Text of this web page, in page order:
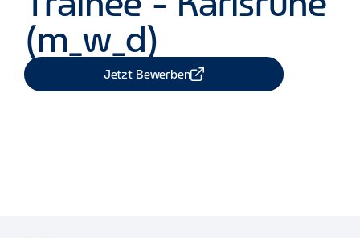
(m_w_d)
Jetzt Bewerben